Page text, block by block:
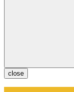
close